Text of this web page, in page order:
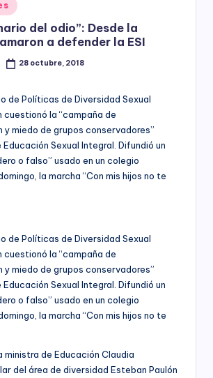
del odio”: Desde la
a defender la ESI
28 octubre, 2018
de Políticas de Diversidad Sexual
cuestionó la “campaña de
y miedo de grupos conservadores”
Sexual Integral. Difundió un
o falso” usado en un colegio
la marcha “Con mis hijos no te
de Políticas de Diversidad Sexual
cuestionó la “campaña de
y miedo de grupos conservadores”
Sexual Integral. Difundió un
o falso” usado en un colegio
la marcha “Con mis hijos no te
ministra de Educación Claudia
del área de diversidad Esteban Paulón